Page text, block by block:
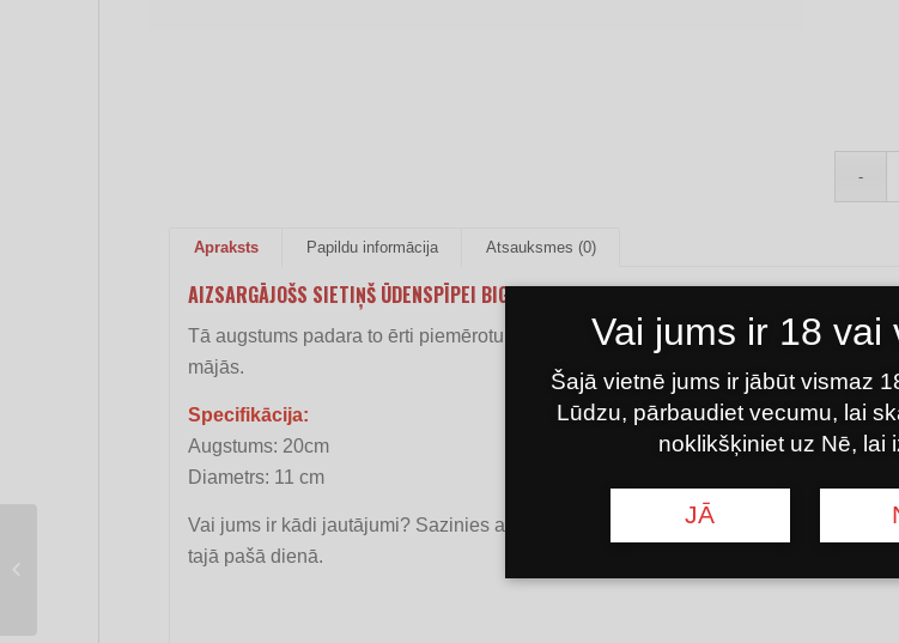
Apraksts Papildu informācija Atsauksmes (0)
AIZSARGĀJOŠS SIETIŅŠ ŪDENSPĪPEI BIG SILVER
Tā augstums padara to ērti piemērotu lielākajai daļai tirgū pieejamo ūdenspīpju.
mājās.
Specifikācija:
Augstums: 20cm
Diametrs: 11 cm
Vai jums ir kādi jautājumi? Sazinies ar mums kontaktu lapavai rakstiet mums pa e-
tajā pašā dienā.
Vai jums ir 18 vai
Šajā vietnē jums ir jābūt vismaz
Lūdzu, pārbaudiet vecumu, lai
noklikšķiniet uz Nē, lai
JĀ